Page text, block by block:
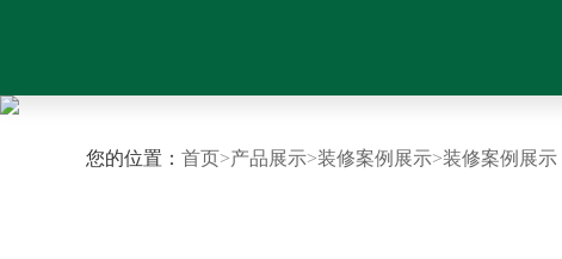
您的位置： 首页>产品展示>装修案例展示>装修案例展示